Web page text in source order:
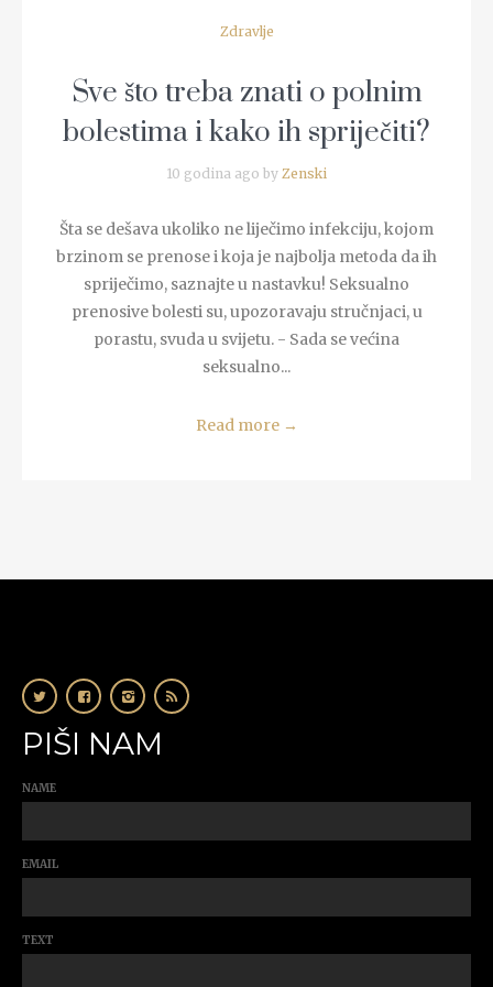
Zdravlje
Sve što treba znati o polnim
bolestima i kako ih spriječiti?
10 godina ago by Zenski
Šta se dešava ukoliko ne liječimo infekciju, kojom
brzinom se prenose i koja je najbolja metoda da ih
spriječimo, saznajte u nastavku! Seksualno
prenosive bolesti su, upozoravaju stručnjaci, u
porastu, svuda u svijetu. - Sada se većina
seksualno...
Read more →
PIŠI NAM
NAME
EMAIL
TEXT